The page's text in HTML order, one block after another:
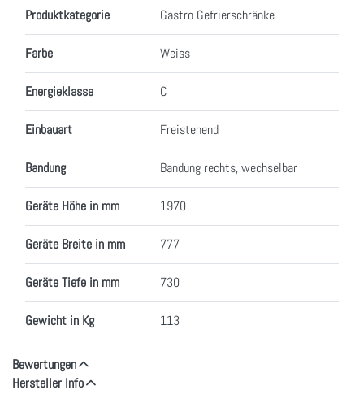
Produktkategorie Gastro Gefrierschränke
Farbe Weiss
Energieklasse C
Einbauart Freistehend
Bandung Bandung rechts, wechselbar
Geräte Höhe in mm 1970
Geräte Breite in mm 777
Geräte Tiefe in mm 730
Gewicht in Kg 113
Bewertungen
Hersteller Info